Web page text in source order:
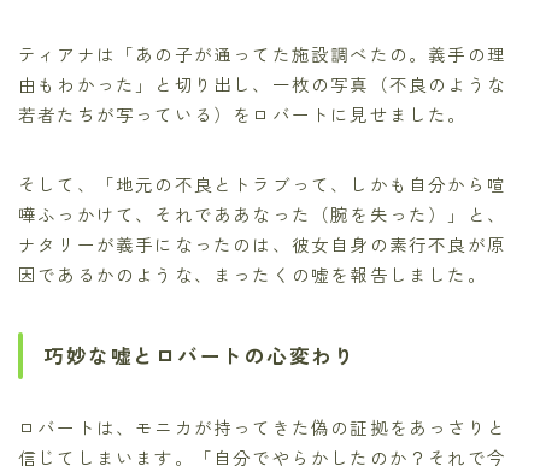
ティアナは「あの子が通ってた施設調べたの。義手の理
由もわかった」と切り出し、一枚の写真（不良のような
若者たちが写っている）をロバートに見せました。
そして、「地元の不良とトラブって、しかも自分から喧
嘩ふっかけて、それでああなった（腕を失った）」と、
ナタリーが義手になったのは、彼女自身の素行不良が原
因であるかのような、まったくの嘘を報告しました。
巧妙な嘘とロバートの心変わり
ロバートは、モニカが持ってきた偽の証拠をあっさりと
信じてしまいます。「自分でやらかしたのか？それで今